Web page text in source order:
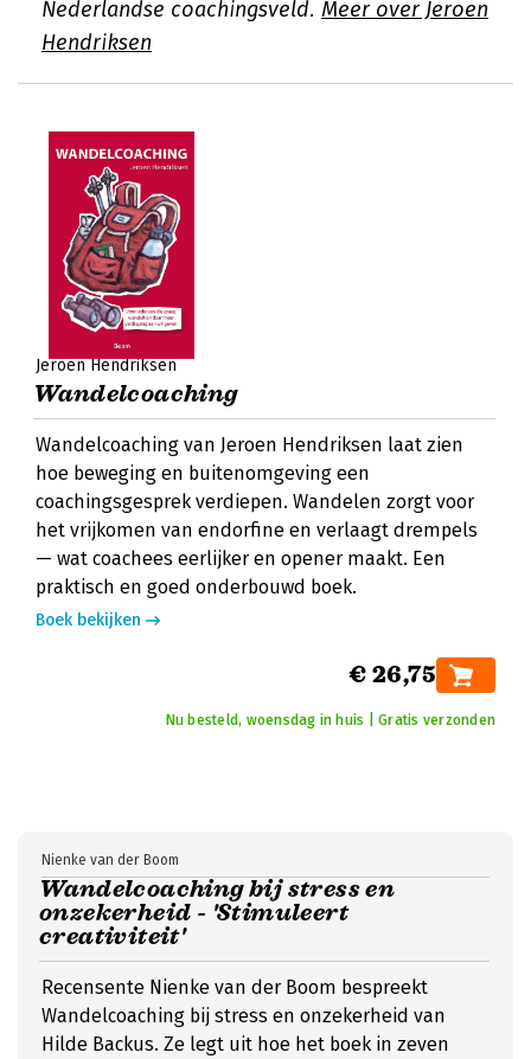
Nederlandse coachingsveld. Meer over Jeroen
Hendriksen
Jeroen Hendriksen
Wandelcoaching
Wandelcoaching van Jeroen Hendriksen laat zien
hoe beweging en buitenomgeving een
coachingsgesprek verdiepen. Wandelen zorgt voor
het vrijkomen van endorfine en verlaagt drempels
— wat coachees eerlijker en opener maakt. Een
praktisch en goed onderbouwd boek.
Boek bekijken
€ 26,75
Nu besteld, woensdag in huis | Gratis verzonden
Wandelcoaching bij stress en
onzekerheid - 'Stimuleert
creativiteit'
Nienke van der Boom
Recensente Nienke van der Boom bespreekt
Wandelcoaching bij stress en onzekerheid van
Hilde Backus. Ze legt uit hoe het boek in zeven